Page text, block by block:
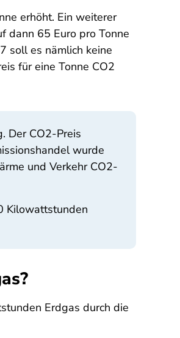
erhöht. Ein weiterer
dann 65 Euro pro Tonne
soll es nämlich keine
für eine Tonne CO2
Der CO2-Preis
wurde
und Verkehr CO2-
Kilowattstunden
Erdgas durch die